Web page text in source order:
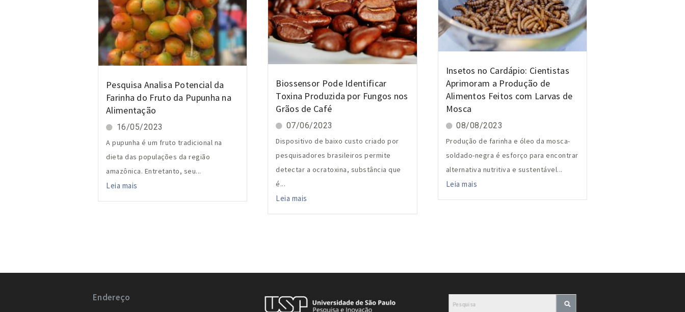
Insetos no Cardápio: Cientistas
Aprimoram a Produção de
Alimentos Feitos com Larvas de
Mosca
08/08/2023
Produção de farinha e óleo da mosca-
soldado-negra é esforço para encontrar
alternativa nutritiva e sustentável...
Leia mais
Biossensor Pode Identificar
Toxina Produzida por Fungos nos
Grãos de Café
07/06/2023
Dispositivo de baixo custo criado por
pesquisadores brasileiros permite
detectar a ocratoxina, substância que
é...
Leia mais
Pesquisa Analisa Potencial da
Farinha do Fruto da Pupunha na
Alimentação
16/05/2023
A pupunha é um fruto tradicional na
dieta das populações da região
amazônica. Entretanto, seu...
Leia mais
Endereço